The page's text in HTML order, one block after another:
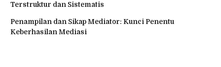
Terstruktur dan Sistematis
Penampilan dan Sikap Mediator: Kunci Penentu
Keberhasilan Mediasi